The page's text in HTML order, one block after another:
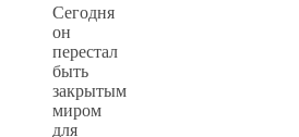
Сегодня
он
перестал
быть
закрытым
миром
для